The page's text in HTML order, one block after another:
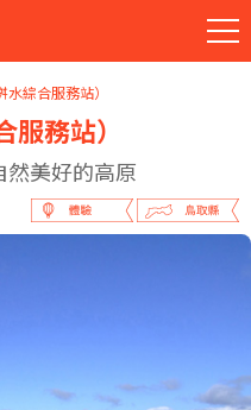
綜合服務站）
務站）
美好的高原